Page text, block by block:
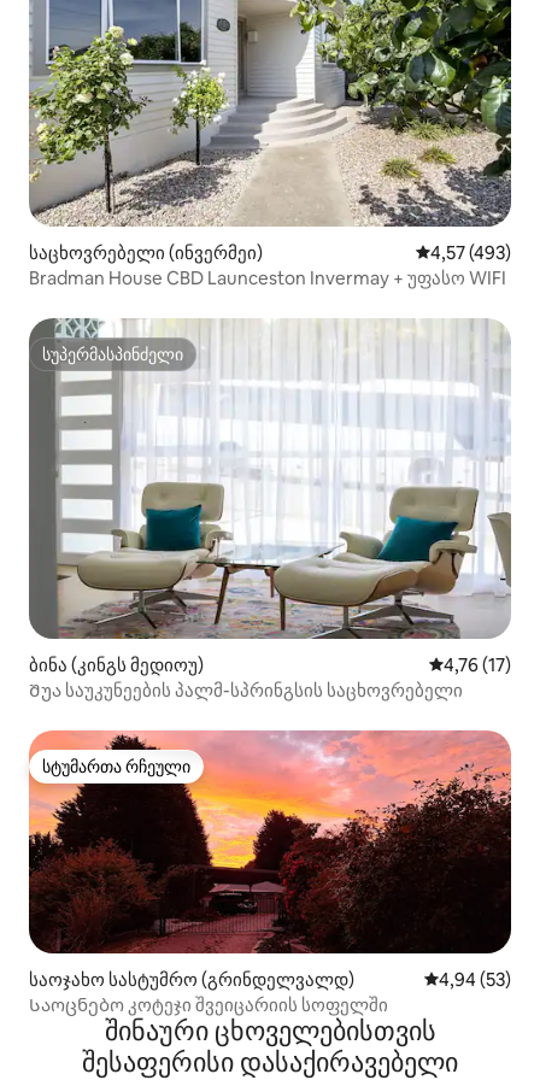
საცხოვრებელი (ინვერმეი) საშუალო
4,57 (493)
Bradman House CBD Launceston Invermay + უფასო WIFI
სუპერმასპინძელი
სუპერმასპინძელი
ბინა (კინგს მედიოუ) საშუალო
4,76 (17)
Შუა საუკუნეების პალმ-სპრინგსის საცხოვრებელი
სტუმართა რჩეული
სტუმართა რჩეული
საოჯახო სასტუმრო (გრინდელვალდ) საშუალო
4,94 (53)
Საოცნებო კოტეჯი შვეიცარიის სოფელში
შინაური ცხოველებისთვის
შესაფერისი დასაქირავებელი